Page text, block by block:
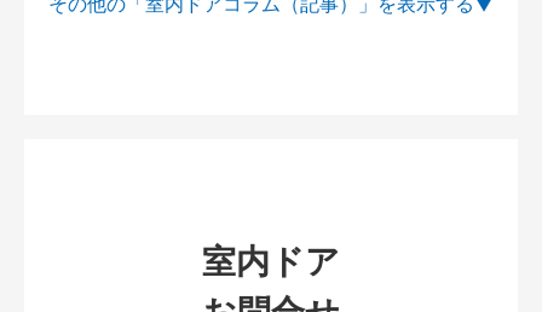
室内ドア